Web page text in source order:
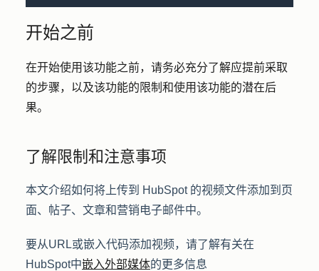
开始之前
在开始使用该功能之前，请务必充分了解应提前采取
的步骤，以及该功能的限制和使用该功能的潜在后
果。
了解限制和注意事项
本文介绍如何将上传到 HubSpot 的视频文件添加到页
面、帖子、文章和营销电子邮件中。
要从URL或嵌入代码添加视频，请了解有关在
HubSpot中嵌入外部媒体的更多信息